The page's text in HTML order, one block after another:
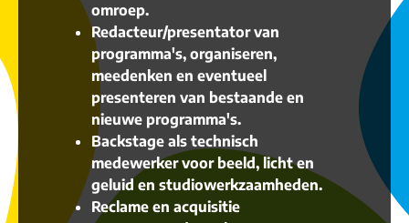
omroep.
Redacteur/presentator van
programma's, organiseren,
meedenken en eventueel
presenteren van bestaande en
nieuwe programma's.
Backstage als technisch
medewerker voor beeld, licht en
geluid en studiowerkzaamheden.
Reclame en acquisitie